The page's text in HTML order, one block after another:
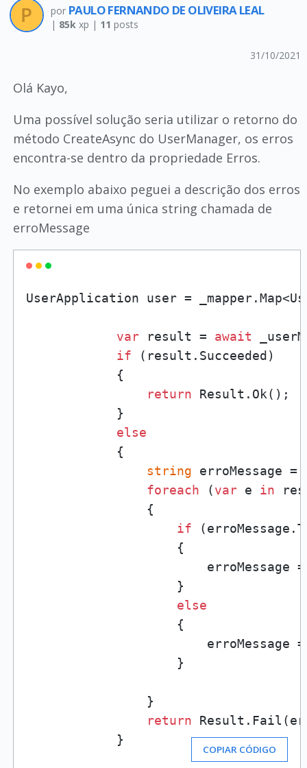
por PAULO FERNANDO DE OLIVEIRA LEAL
| 85kxp | 11 posts
31/10/2021
Olá Kayo,
Uma possível solução seria utilizar o retorno do
método CreateAsync do UserManager, os erros
encontra-se dentro da propriedade Erros.
No exemplo abaixo peguei a descrição dos erros
e retornei em uma única string chamada de
erroMessage
UserApplication user =
var result = await
if (result.Succeeded)
            {
return Result.Ok();
            }
else
            {
string erroMessage =
foreach (var e in
                {
if
                    {
erroMessage
                    }
else
                    {
erroMessage
                    }
                }
return
            }
COPIAR CÓDIGO